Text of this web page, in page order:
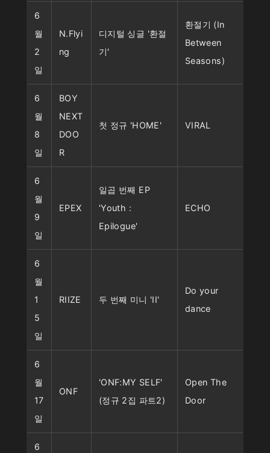
6
월
2
일
N.Flyi
ng
디지털 싱글 '환절
기'
환절기 (In
Between
Seasons)
6
월
8
일
BOY
NEXT
DOO
R
첫 정규 'HOME' VIRAL
6
월
9
일
EPEX
일곱 번째 EP
'Youth :
Epilogue'
ECHO
6
월
1
5
일
RIIZE 두 번째 미니 'II'
Do your
dance
6
월
17
일
ONF
'ONF:MY SELF'
(정규 2집 파트2)
Open The
Door
6